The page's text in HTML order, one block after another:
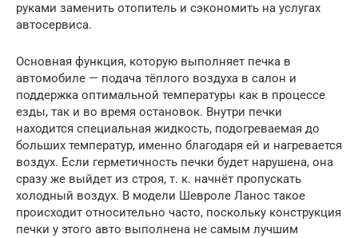
руками заменить отопитель и сэкономить на услугах
автосервиса.
Основная функция, которую выполняет печка в
автомобиле — подача тёплого воздуха в салон и
поддержка оптимальной температуры как в процессе
езды, так и во время остановок. Внутри печки
находится специальная жидкость, подогреваемая до
больших температур, именно благодаря ей и нагревается
воздух. Если герметичность печки будет нарушена, она
сразу же выйдет из строя, т. к. начнёт пропускать
холодный воздух. В модели Шевроле Ланос такое
происходит относительно часто, поскольку конструкция
печки у этого авто выполнена не самым лучшим